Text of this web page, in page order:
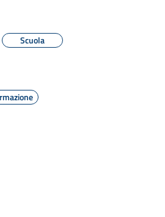
Scuola